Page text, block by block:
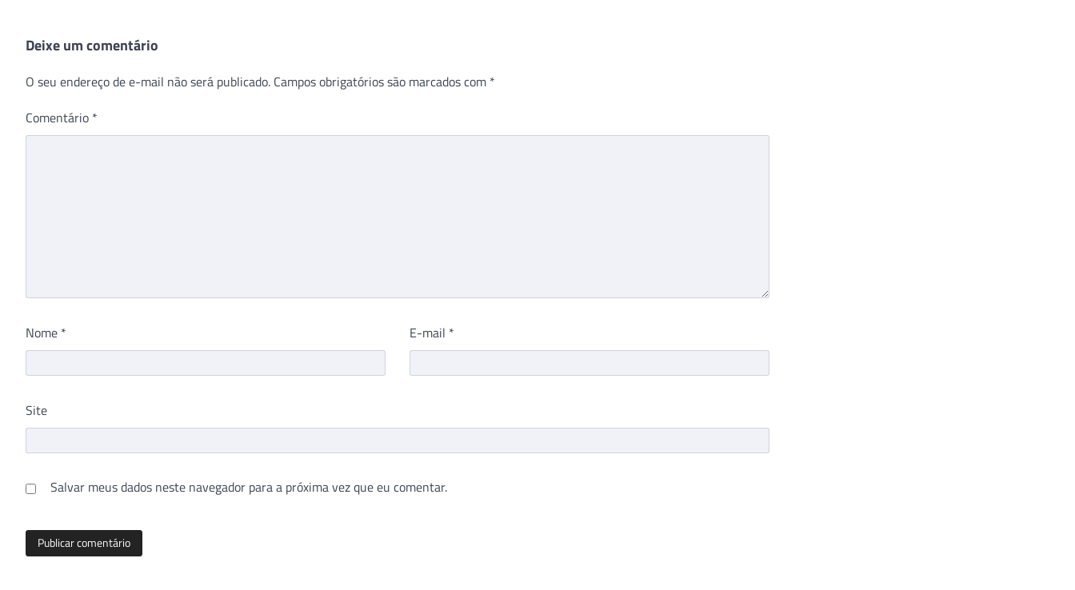
Deixe um comentário
O seu endereço de e-mail não será publicado. Campos obrigatórios são marcados com *
Comentário *
Nome * E-mail *
Site
Salvar meus dados neste navegador para a próxima vez que eu comentar.